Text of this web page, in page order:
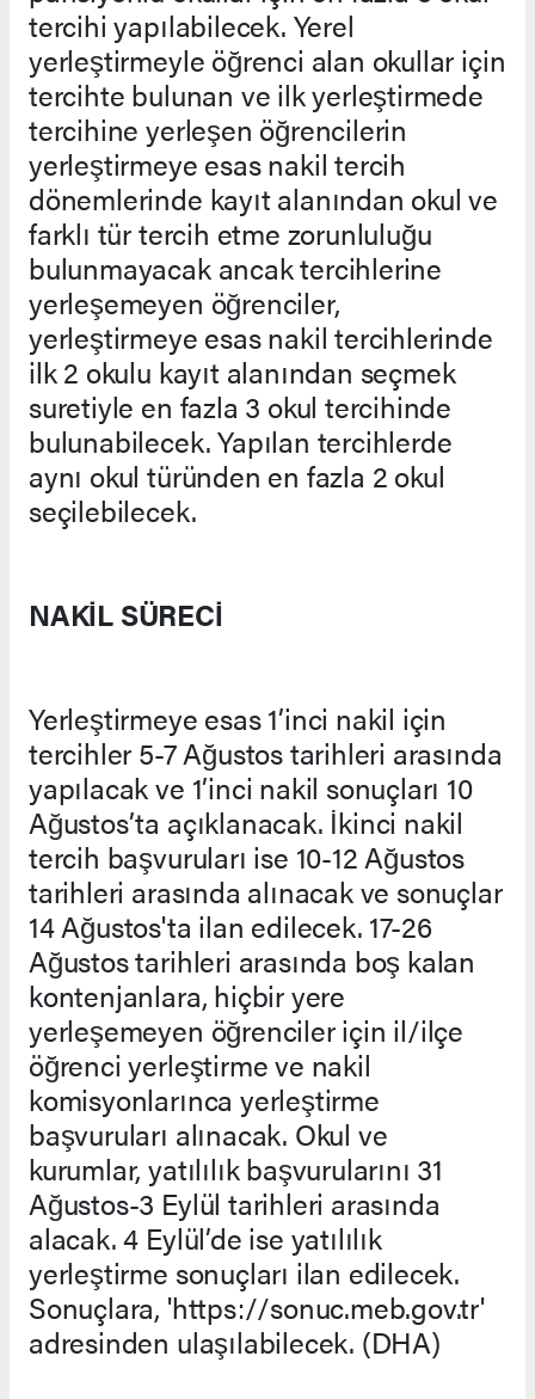
tercihi yapılabilecek. Yerel
yerleştirmeyle öğrenci alan okullar için
tercihte bulunan ve ilk yerleştirmede
tercihine yerleşen öğrencilerin
yerleştirmeye esas nakil tercih
dönemlerinde kayıt alanından okul ve
farklı tür tercih etme zorunluluğu
bulunmayacak ancak tercihlerine
yerleşemeyen öğrenciler,
yerleştirmeye esas nakil tercihlerinde
ilk 2 okulu kayıt alanından seçmek
suretiyle en fazla 3 okul tercihinde
bulunabilecek. Yapılan tercihlerde
aynı okul türünden en fazla 2 okul
seçilebilecek.
NAKİL SÜRECİ
Yerleştirmeye esas 1’inci nakil için
tercihler 5-7 Ağustos tarihleri arasında
yapılacak ve 1’inci nakil sonuçları 10
Ağustos’ta açıklanacak. İkinci nakil
tercih başvuruları ise 10-12 Ağustos
tarihleri arasında alınacak ve sonuçlar
14 Ağustos'ta ilan edilecek. 17-26
Ağustos tarihleri arasında boş kalan
kontenjanlara, hiçbir yere
yerleşemeyen öğrenciler için il/ilçe
öğrenci yerleştirme ve nakil
komisyonlarınca yerleştirme
başvuruları alınacak. Okul ve
kurumlar, yatılılık başvurularını 31
Ağustos-3 Eylül tarihleri arasında
alacak. 4 Eylül’de ise yatılılık
yerleştirme sonuçları ilan edilecek.
Sonuçlara, 'https://sonuc.meb.gov.tr'
adresinden ulaşılabilecek. (DHA)